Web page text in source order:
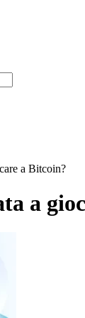
a Bitcoin?
a